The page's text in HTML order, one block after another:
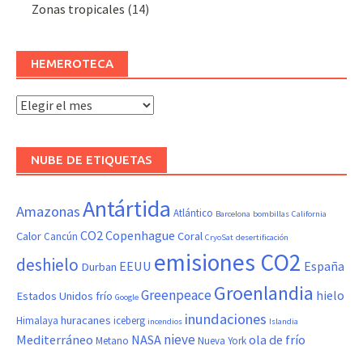
Zonas tropicales (14)
HEMEROTECA
Hemeroteca
NUBE DE ETIQUETAS
AmazonasAntártida Atlántico Barcelona bombillas California
Calor Cancún CO2Copenhague Coral CryoSat desertificación
deshielo Durban EEUU emisiones CO2 España
Estados Unidos frío Google GreenpeaceGroenlandia hielo
Himalaya huracanes iceberg incendios inundaciones Islandia
Mediterráneo Metano NASA nieveNueva Yorkola de frío